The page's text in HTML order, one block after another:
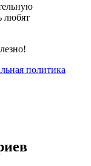
любят
политика